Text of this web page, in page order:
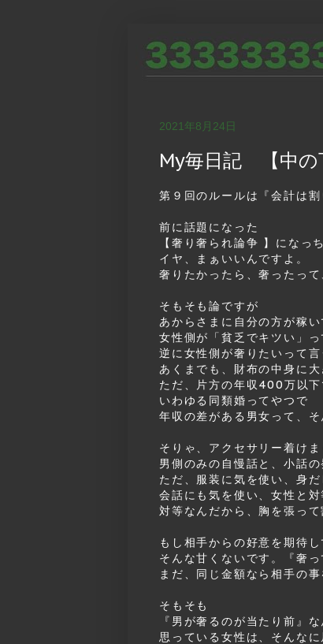
2021年8月24日
My毎日記 【中の
第９回のルールは『会計は割
前に話題になった
【奢り奢られ論争 】になっ
イヤ、まぁいいんですよ。
奢りたかったら、奢ったって
そもそも論ですが
あからさまに自分の方が稼
女性側が「貧乏でキツい」
逆に女性側が奢りたいって
あくまでも、財布の中身に
ただ、片方の年収400万以
いわゆる同類婚ってやつで
年収の差がある男女って、
そりゃ、アクセサリー着け
男側のみの自慢話と、小話
ただ、服装に気を使い、身
会話にも気を使い、女性と
対等なんだから、胸を張っ
もし相手からの好意を期待
そんな甘くないです。『奢
まだ、同じ金額なら相手の
そもそも
『男が奢るのが当たり前』な
思っている女性は、そんなに